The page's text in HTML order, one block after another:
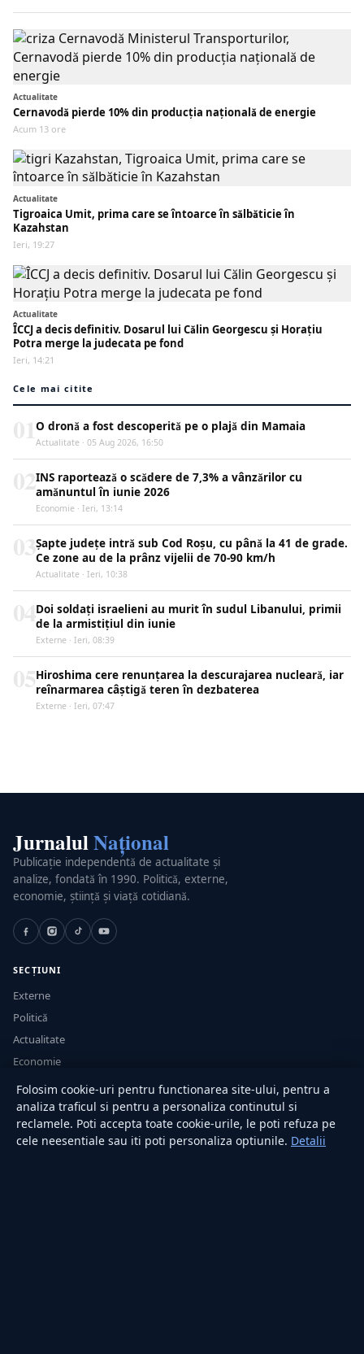
Actualitate
Cernavodă pierde 10% din producția națională de energie
Acum 13 ore
Actualitate
Tigroaica Umit, prima care se întoarce în sălbăticie în
Kazahstan
Ieri, 19:27
Actualitate
ÎCCJ a decis definitiv. Dosarul lui Călin Georgescu și Horațiu
Potra merge la judecata pe fond
Ieri, 14:21
Cele mai citite
O dronă a fost descoperită pe o plajă din Mamaia
Actualitate · 05 Aug 2026, 16:50
INS raportează o scădere de 7,3% a vânzărilor cu
amănuntul în iunie 2026
Economie · Ieri, 13:14
Șapte județe intră sub Cod Roșu, cu până la 41 de grade.
Ce zone au de la prânz vijelii de 70-90 km/h
Actualitate · Ieri, 10:38
Doi soldați israelieni au murit în sudul Libanului, primii
de la armistițiul din iunie
Externe · Ieri, 08:39
Hiroshima cere renunțarea la descurajarea nucleară, iar
reînarmarea câștigă teren în dezbaterea
Externe · Ieri, 07:47
JurnalulNațional
Publicație independentă de actualitate și
analize, fondată în 1990. Politică, externe,
economie, știință și viață cotidiană.
SECȚIUNI
Externe
Politică
Actualitate
Economie
Sănătate
Utile
RUBRICI
Folosim cookie-uri pentru functionarea site-ului, pentru a
analiza traficul si pentru a personaliza continutul si
reclamele. Poti accepta toate cookie-urile, le poti refuza pe
cele neesentiale sau iti poti personaliza optiunile. Detalii